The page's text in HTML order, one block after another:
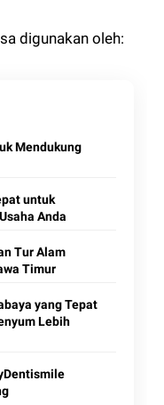
digunakan oleh:
Mendukung
untuk
Anda
Tur Alam
Timur
yang Tepat
Lebih